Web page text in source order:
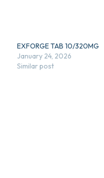
EXFORGE TAB 10/320MG
January 24, 2026
Similar post